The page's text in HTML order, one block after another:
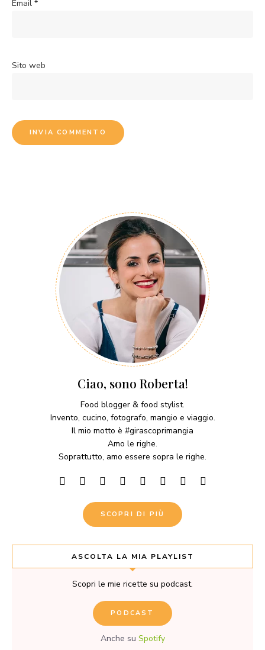
Email *
Sito web
Ciao, sono Roberta!
Food blogger & food stylist.
Invento, cucino, fotografo, mangio e viaggio.
Il mio motto è #girascoprimangia
Amo le righe.
Soprattutto, amo essere sopra le righe.
SCOPRI DI PIÙ
ASCOLTA LA MIA PLAYLIST
Scopri le mie ricette su podcast.
PODCAST
Anche su Spotify